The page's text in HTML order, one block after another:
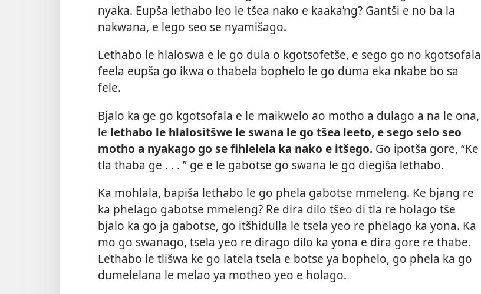
nyaka. Eupša lethabo leo le tšea nako e kaaka’ng? Gantši e no ba la
nakwana, e lego seo se nyamišago.
Lethabo le hlaloswa e le go dula o kgotsofetše, e sego go no kgotsofala
feela eupša go ikwa o thabela bophelo le go duma eka nkabe bo sa
fele.
Bjalo ka ge go kgotsofala e le maikwelo ao motho a dulago a na le ona,
le lethabo le hlalositšwe le swana le go tšea leeto, e sego selo seo
motho a nyakago go se fihlelela ka nako e itšego. Go ipotša gore, “Ke
tla thaba ge . . . ” ge e le gabotse go swana le go diegiša lethabo.
Ka mohlala, bapiša lethabo le go phela gabotse mmeleng. Ke bjang re
ka phelago gabotse mmeleng? Re dira dilo tšeo di tla re holago tše
bjalo ka go ja gabotse, go itšhidulla le tsela yeo re phelago ka yona. Ka
mo go swanago, tsela yeo re dirago dilo ka yona e dira gore re thabe.
Lethabo le tlišwa ke go latela tsela e botse ya bophelo, go phela ka go
dumelelana le melao ya motheo yeo e holago.